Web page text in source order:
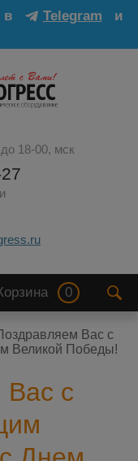
в Telegram
и
18-00, мск
0
Вас с
Великой Победы!
Вас с